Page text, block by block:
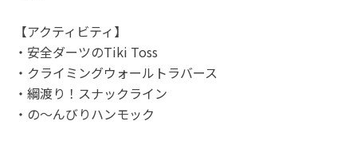
【アクティビティ】
・安全ダーツのTiki Toss
・クライミングウォールトラバース
・綱渡り！スナックライン
・の～んびりハンモック